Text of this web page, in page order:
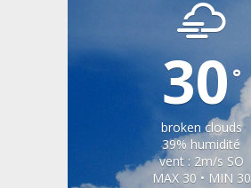
30°
broken clouds
39% humidité
vent : 2m/s SO
MAX 30 • MIN 30